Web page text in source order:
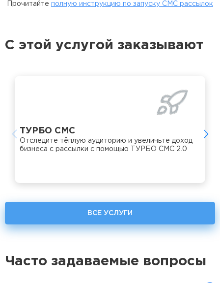
Прочитайте полную инструкцию по запуску СМС рассылок
С этой услугой заказывают
ТУРБО СМС
Отследите тёплую аудиторию и увеличьте доход
бизнеса с рассылки с помощью ТУРБО СМС 2.0
ВСЕ УСЛУГИ
Часто задаваемые вопросы
обработкой
и партнёрах компании
и соглашаюсь на получение информационных и рекламных